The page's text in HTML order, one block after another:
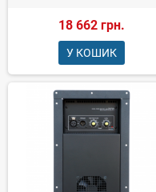
18 662 грн.
У КОШИК